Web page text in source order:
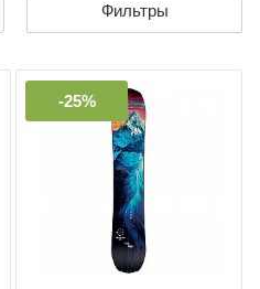
Фильтры
-25%